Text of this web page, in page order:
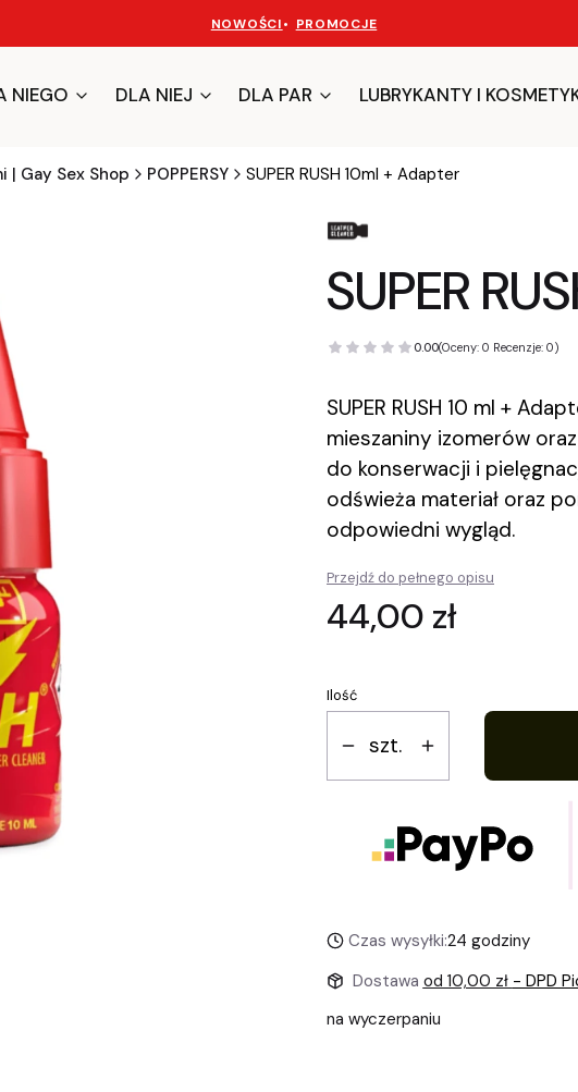
NOWOŚCI• PROMOCJE
NIEGO DLA NIEJ DLA PAR LUBRYKANTY I
| Gay Sex Shop POPPERSY SUPER RUSH 10ml + Adapter
SUPER
0.00(Oceny: 0 Recenzje: 0)
SUPER RUSH 10 ml +
mieszaniny izomerów
do konserwacji i
odświeża materiał oraz
odpowiedni wygląd.
Przejdź do pełnego opisu
Cena
44,00 zł
Ilość
szt.
Czas wysyłki:24 godziny
Dostawa od 10,00 zł - DPD
na wyczerpaniu